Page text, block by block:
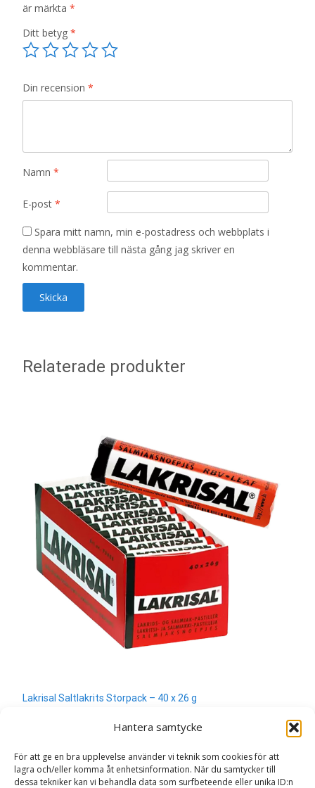
Hantera samtycke
För att ge en bra upplevelse använder vi teknik som cookies för att
lagra och/eller komma åt enhetsinformation. När du samtycker till
dessa tekniker kan vi behandla data som surfbeteende eller unika ID:n
är märkta *
Ditt betyg *
Din recension *
Namn *
E-post *
Spara mitt namn, min e-postadress och webbplats i
denna webbläsare till nästa gång jag skriver en
kommentar.
Relaterade produkter
Lakrisal Saltlakrits Storpack – 40 x 26 g